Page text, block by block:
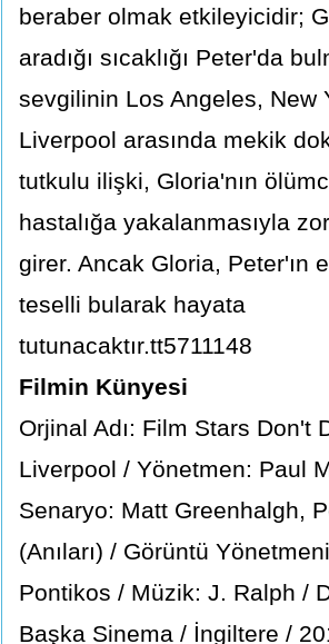
beraber olmak etkileyicidir;
aradığı sıcaklığı Peter'da
sevgilinin Los Angeles, New
Liverpool arasında mekik
tutkulu ilişki, Gloria'nın
hastalığa yakalanmasıyla
girer. Ancak Gloria, Peter'ın
teselli bularak hayata
tutunacaktır.tt5711148
Filmin Künyesi
Orjinal Adı: Film Stars Don't
Liverpool / Yönetmen: Paul
Senaryo: Matt Greenhalgh,
(Anıları) / Görüntü
Pontikos / Müzik: J. Ralph /
Başka Sinema / İngiltere /